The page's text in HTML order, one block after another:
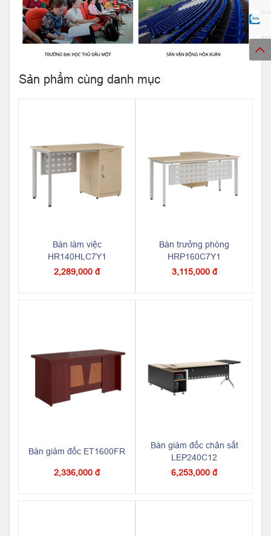
Sản phẩm cùng danh mục
Bàn làm việc
HR140HLC7Y1
2,289,000 đ
Bàn trưởng phòng
HRP160C7Y1
3,115,000 đ
Bàn giám đốc ET1600FR
2,336,000 đ
Bàn giám đốc chân sắt
LEP240C12
6,253,000 đ